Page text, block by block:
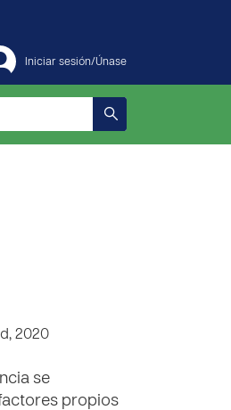
Iniciar sesión/Únase
2020
se
propios